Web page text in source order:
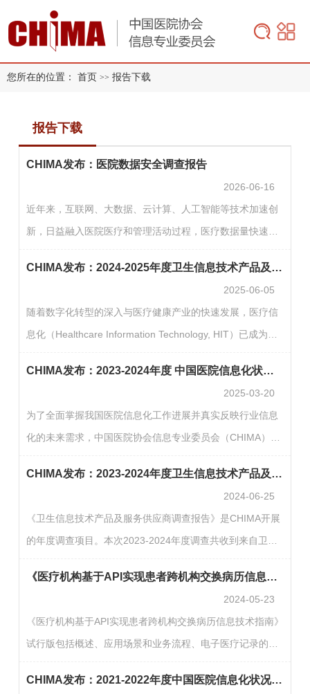
您所在的位置： 首页 >> 报告下载
报告下载
CHIMA发布：医院数据安全调查报告
2026-06-16
近年来，互联网、大数据、云计算、人工智能等技术加速创
新，日益融入医院医疗和管理活动过程，医疗数据量快速增
服务提供的重要生产要素和运营保障的基础支撑。数字化、
网络化、智能化的发展促进了医院医疗质量的提升和运行效
率的改进，但同时带来了数据安全风险问题。本报告是中国
医院协会信息专业委员会（CHIMA）针对医院数据安全状况
进行调研的工作产出。调研的目的包括：一、为医院对标行
CHIMA发布：2024-2025年度卫生信息技术产品及服务供应商调查报告
2025-06-05
随着数字化转型的深入与医疗健康产业的快速发展，医疗信
息化（Healthcare Information Technology, HIT）已成为推
驱动力。在这一背景下，HIT供应商作为医疗信息化建设的
重要参与者，其发展现状、市场布局及技术能力直接关系到
整个行业的创新速度与应用深度。为全面了解中国HIT供应
商的行业特征、市场动态及未来趋势，中国医院协会信息专
业委员会自2007年起持续开展年度信息技术供应商状况调研
CHIMA发布：2023-2024年度 中国医院信息化状况调查报告
2025-03-20
为了全面掌握我国医院信息化工作进展并真实反映行业信息
化的未来需求，中国医院协会信息专业委员会（CHIMA）自
查内容涵盖医疗行业信息化建设的基本情况、经费投入、技
术应用、应用系统建设及其发展过程中遇到的问题与解决方
案等。调查范围覆盖全国千余家三级和二级医院。中国医院
信息化状况调查报告的数据来源于医院信息化一线主管。调
查内容既包括医院信息化建设与应用情况的客观数据，也包
CHIMA发布：2023-2024年度卫生信息技术产品及服务供应商调查报告
2024-06-25
《卫生信息技术产品及服务供应商调查报告》是CHIMA开展
的年度调查项目。本次2023-2024年度调查共收到来自卫生
反馈的调查问207份，经数据整理后最终保留197份有效问
卷。我们对参与本次调查并提供相关资料的各家公司以及
CHIMA Vendor Club的所有会员表示最诚挚的感谢，感谢你
们对推动行业发展所做出的贡献与努力！版权声明本报告是
中国医院协会信息专业委员会的调查与研究成果，本报告所
《医疗机构基于API实现患者跨机构交换病历信息技术指南》（试行版）
2024-05-23
《医疗机构基于API实现患者跨机构交换病历信息技术指南》
试行版包括概述、应用场景和业务流程、电子医疗记录的内
能、患者端系统的处理功能、电子医疗记录共享的安全、附
CHIMA发布：2021-2022年度中国医院信息化状况调查报告